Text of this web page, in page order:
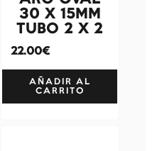
30 X 15MM
TUBO 2 X 2
22.00€
AÑADIR AL
CARRITO